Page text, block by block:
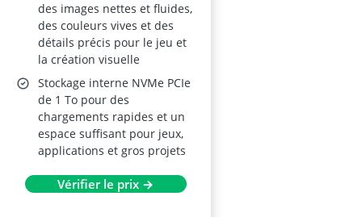
des images nettes et fluides,
des couleurs vives et des
détails précis pour le jeu et
la création visuelle
Stockage interne NVMe PCIe
de 1 To pour des
chargements rapides et un
espace suffisant pour jeux,
applications et gros projets
Vérifier le prix →